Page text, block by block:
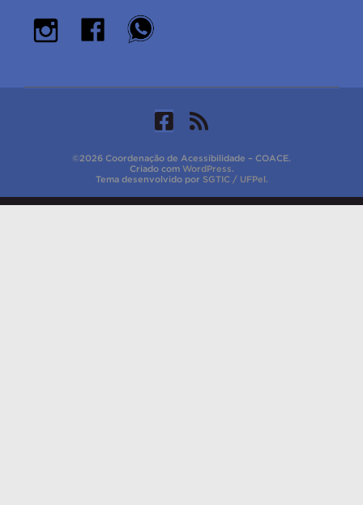
©2026 Coordenação de Acessibilidade – COACE.
Criado com WordPress.
Tema desenvolvido por SGTIC / UFPel .